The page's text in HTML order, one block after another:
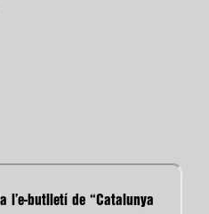
l’e-butlletí de “Catalunya